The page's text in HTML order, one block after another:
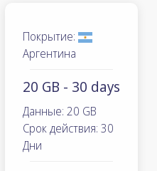
Покрытие:
Аргентина
20 GB - 30 days
Данные: 20 GB
Срок действия: 30
Дни